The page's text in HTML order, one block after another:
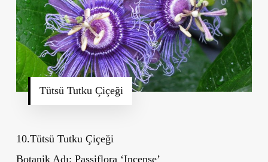
Tütsü Tutku Çiçeği
10.Tütsü Tutku Çiçeği
Botanik Adı: Passiflora ‘Incense’